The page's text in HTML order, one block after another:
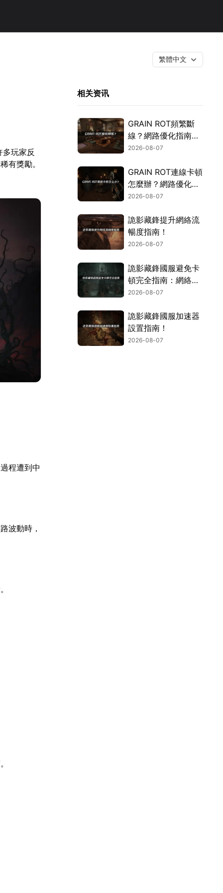
繁體中文
玩家反
有獎勵。
程遭到中
波動時，
相关资讯
GRAIN ROT頻繁斷
線？網路優化指南一
次搞定！
2026-08-07
GRAIN ROT連線卡頓
怎麼辦？網路優化這
樣解決！
2026-08-07
詭影藏鋒提升網絡流
暢度指南！
2026-08-07
詭影藏鋒國服避免卡
頓完全指南：網絡優
化與解決技巧！
2026-08-07
詭影藏鋒國服加速器
設置指南！
2026-08-07